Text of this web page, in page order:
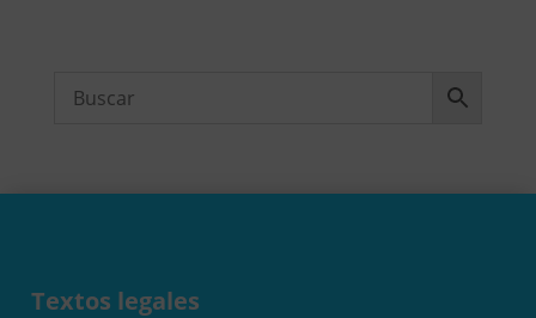
Textos legales